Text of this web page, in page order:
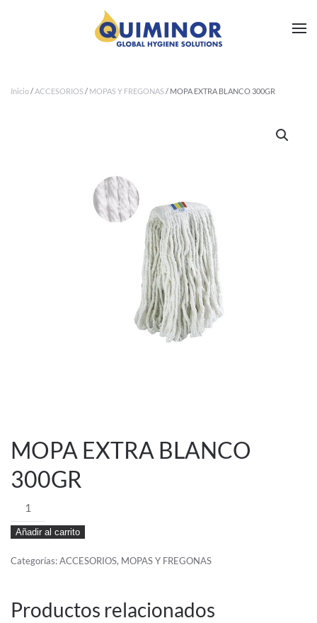
Ir al contenido principal
Inicio/ACCESORIOS/ MOPAS Y FREGONAS/ MOPA EXTRA BLANCO 300GR
MOPA EXTRA BLANCO
300GR
MOPA
EXTRA
BLANCO
300GR
Añadir al carrito
Categorías:ACCESORIOS, MOPAS Y FREGONAS
Productos relacionados